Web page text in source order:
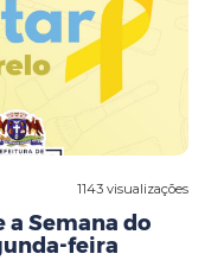
1143 visualizações
a Semana do
feira